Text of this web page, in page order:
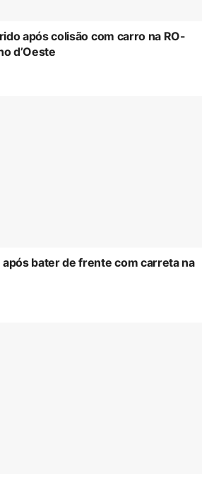
após colisão com carro na RO-
d’Oeste
bater de frente com carreta na